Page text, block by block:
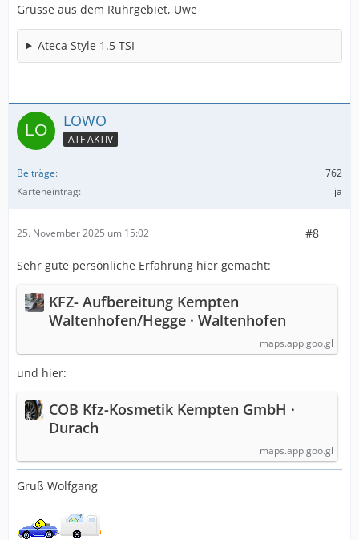
Grüsse aus dem Ruhrgebiet, Uwe
Ateca Style 1.5 TSI
LOWO
ATF AKTIV
Beiträge
762
Karteneintrag
ja
25. November 2025 um 15:02 #8
Sehr gute persönliche Erfahrung hier gemacht:
KFZ- Aufbereitung Kempten
Waltenhofen/Hegge · Waltenhofen
maps.app.goo.gl
und hier:
COB Kfz-Kosmetik Kempten GmbH ·
Durach
maps.app.goo.gl
Gruß Wolfgang